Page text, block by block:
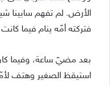
الأرض. لم تفهم سابينا
فتركته أمّه ينام فيما
بعد مضيّ ساعة، وفيما كان
استيقظ الصغير وهتف